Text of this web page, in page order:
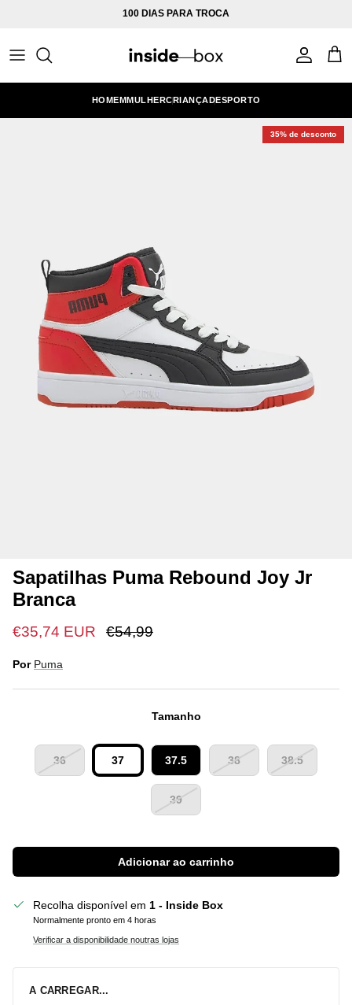
100 DIAS PARA TROCA
Conta
HOMEMMULHERCRIANÇADESPORTO
35% de desconto
Sapatilhas Puma Rebound Joy Jr
Branca
€35,74 EUR €54,99
Por Puma
Tamanho
36 37 37.5 38 38.5
39
Adicionar ao carrinho
Recolha disponível em 1 - Inside Box
Normalmente pronto em 4 horas
Verificar a disponibilidade noutras lojas
A CARREGAR...